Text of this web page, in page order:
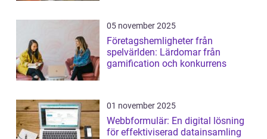
05 november 2025
Företagshemligheter från
spelvärlden: Lärdomar från
gamification och konkurrens
01 november 2025
Webbformulär: En digital lösning
för effektiviserad datainsamling